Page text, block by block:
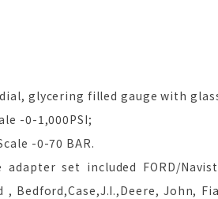
glycering filled gauge with
-0-1,000PSI;
-0-70 BAR.
adapter set included FORD/
, Bedford,Case,J.I.,Deere, John,